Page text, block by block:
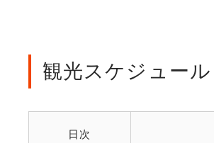
観光スケジュール
日次